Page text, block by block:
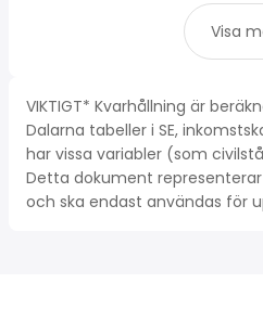
Visa
VIKTIGT* Kvarhållning är
Dalarna tabeller i SE,
har vissa variabler (som
Detta dokument
och ska endast användas för